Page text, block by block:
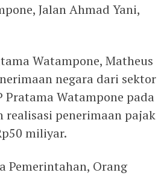
Jalan Ahmad Yani,
Watampone, Matheus
negara dari sektor
Pratama Watampone pada
realisasi penerimaan pajak
miliyar.
Pemerintahan, Orang